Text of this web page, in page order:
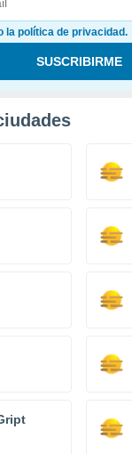
la política de privacidad.